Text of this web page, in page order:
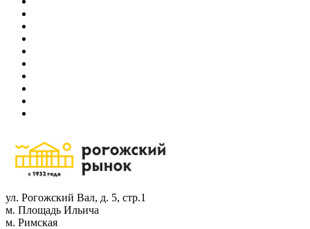
ул. Рогожский Вал, д. 5, стр.1
м. Площадь Ильича
м. Римская